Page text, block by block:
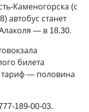
Каменогорска (с
автобус станет
— в 18.30.
билета
тариф — половина
189-00-03.